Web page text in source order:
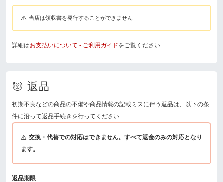
当店は領収書を発行することができません
詳細はお支払いについて - ご利用ガイドをご覧ください
返品
初期不良などの商品の不備や商品情報の記載ミスに伴う返品は、以下の条
件に沿って返品手続きを行ってください
交換・代替での対応はできません。すべて返金のみの対応となり
ます。
返品期限